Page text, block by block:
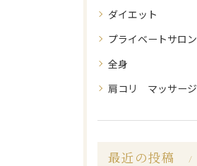
ダイエット
プライベートサロン
全身
肩コリ マッサージ
最近の投稿